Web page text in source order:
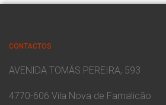
CONTACTOS
AVENIDA TOMÁS PEREIRA, 593
4770-606 Vila Nova de Famalicão